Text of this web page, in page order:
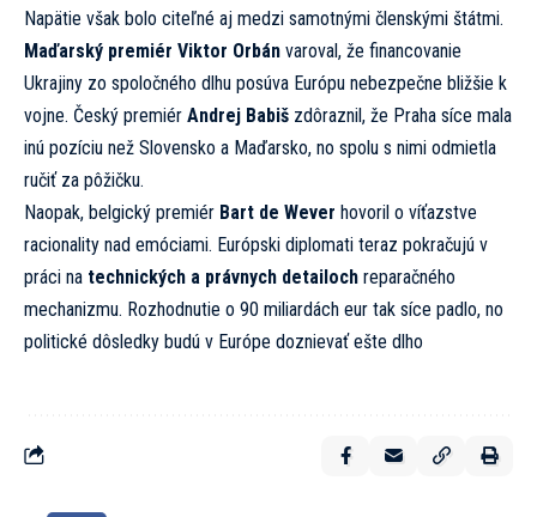
Napätie však bolo citeľné aj medzi samotnými členskými štátmi.
Maďarský premiér Viktor Orbán varoval, že financovanie
Ukrajiny zo spoločného dlhu posúva Európu nebezpečne bližšie k
vojne. Český premiér Andrej Babiš zdôraznil, že Praha síce mala
inú pozíciu než Slovensko a Maďarsko, no spolu s nimi odmietla
ručiť za pôžičku.
Naopak, belgický premiér Bart de Wever hovoril o víťazstve
racionality nad emóciami. Európski diplomati teraz pokračujú v
práci na technických a právnych detailoch reparačného
mechanizmu. Rozhodnutie o 90 miliardách eur tak síce padlo, no
politické dôsledky budú v Európe doznievať ešte dlho